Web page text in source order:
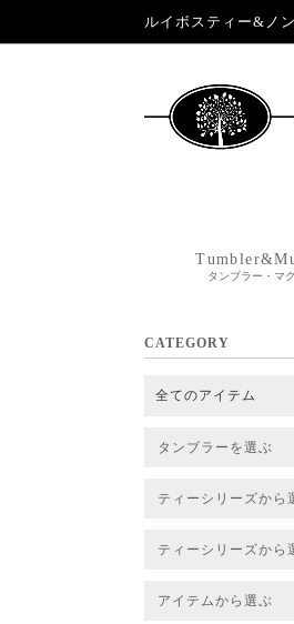
ルイボスティー&ノ
タンブラー・マ
CATEGORY
全てのアイテム
タンブラーを選ぶ
ティーシリーズから
ティーシリーズから
アイテムから選ぶ